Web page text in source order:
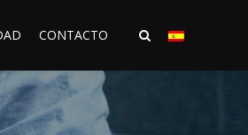
CONTACTO